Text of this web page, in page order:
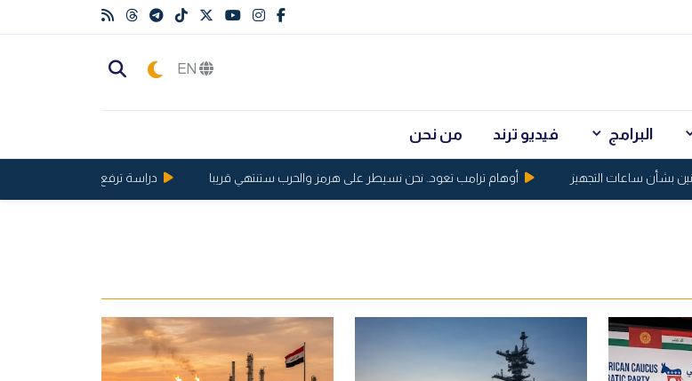
البرامج فيديو ترند من نحن
ساعات التجهيز أوهام ترامب تعود.. نحن نسيطر على هرمز والحرب ستنتهي قريبا دراسة ترفع الحد الأقصى لعمر الإنسان إلى